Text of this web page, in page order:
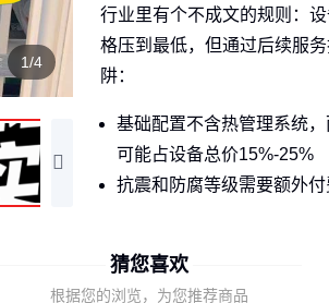
1/4
行业里有个不成文的规则：
格压到最低，但通过后续服
阱：
基础配置不含热管理系统，
可能占设备总价15%-25%
抗震和防腐等级需要额外
结论：
只看设备单价就像用
猜您喜欢
根据您的浏览，为您推荐商品